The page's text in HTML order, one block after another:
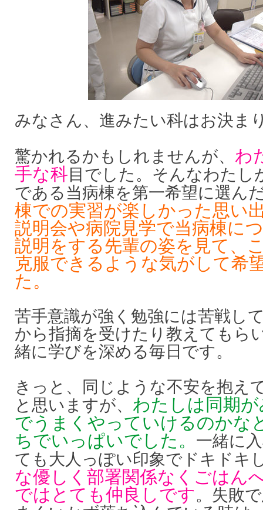
みなさん、進みたい科はお決ま
驚かれるかもしれませんが、 わ
手な科 目でした。そんなわたし
である当病棟を第一希望に選ん
棟での実習が楽しかった思い
説明会や病院見学で当病棟に
説明をする先輩の姿を見て、
克服できるような気がして希
た。
苦手意識が強く勉強には苦戦し
から指摘を受けたり教えてもら
緒に学びを深める毎日です。
きっと、同じような不安を抱え
と思いますが、 わたしは同期
でうまくやっていけるのかな
ちでいっぱいでした。 一緒に
ても大人っぽい印象でドキドキ
な優しく部署関係なくごはん
ではとても仲良しです。失敗